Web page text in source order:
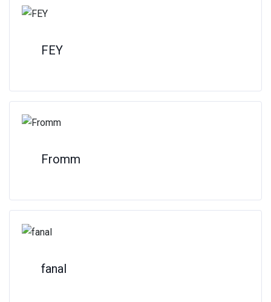
FEY
Fromm
fanal